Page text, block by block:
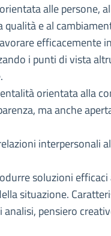
alle persone,
qualità e al
efficacemente
i punti di vista
orientata alla
ma anche
interpersonali
soluzioni efficaci
situazione.
pensiero